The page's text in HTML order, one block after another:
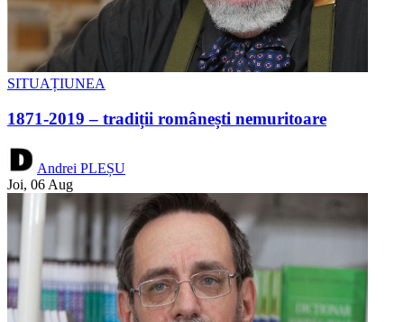
SITUAȚIUNEA
1871-2019 – tradiții românești nemuritoare
Andrei PLEȘU
Joi, 06 Aug